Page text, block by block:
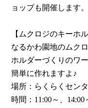
ョップも開催します。
【ムクロジのキーホ
なるかわ園地のムク
ホルダーづくりのワ
簡単に作れますよ♪
場所：らくらくセン
時間：11:00～、14:00